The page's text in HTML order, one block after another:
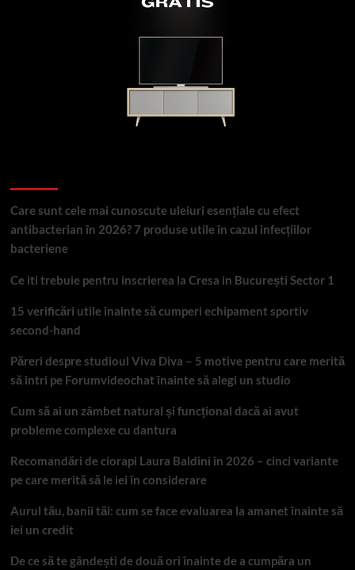
Care sunt cele mai cunoscute uleiuri esențiale cu efect
antibacterian în 2026? 7 produse utile în cazul infecțiilor
bacteriene
Ce iti trebuie pentru inscrierea la Cresa in București Sector 1
15 verificări utile înainte să cumperi echipament sportiv
second-hand
Păreri despre studioul Viva Diva – 5 motive pentru care merită
să intri pe Forumvideochat înainte să alegi un studio
Cum să ai un zâmbet natural și funcțional dacă ai avut
probleme complexe cu dantura
Recomandări de ciorapi Laura Baldini în 2026 – cinci variante
pe care merită să le iei în considerare
Aurul tău, banii tăi: cum se face evaluarea la amanet înainte să
iei un credit
De ce să te gândești de două ori înainte de a cumpăra un